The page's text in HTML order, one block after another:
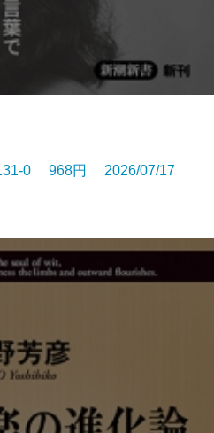
0 968円 2026/07/17